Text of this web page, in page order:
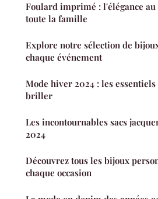
Foulard imprimé : l'élégance
toute la famille
Explore notre sélection de
chaque événement
Mode hiver 2024 : les
briller
Les incontournables sacs
2024
Découvrez tous les bijoux
chaque occasion